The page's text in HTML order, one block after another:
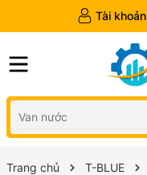
Tài khoản
Trang chủ T-BLUE